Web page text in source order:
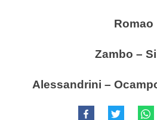
Romao
Zambo –
Alessandrini –